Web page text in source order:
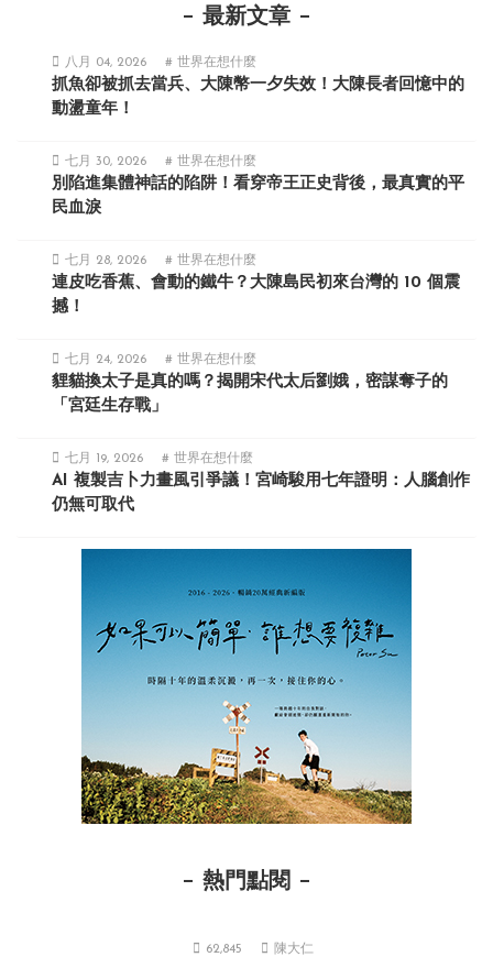
最新文章
八月 04, 2026 # 世界在想什麼
抓魚卻被抓去當兵、大陳幣一夕失效！大陳長者回憶中的
動盪童年！
七月 30, 2026 # 世界在想什麼
別陷進集體神話的陷阱！看穿帝王正史背後，最真實的平
民血淚
七月 28, 2026 # 世界在想什麼
連皮吃香蕉、會動的鐵牛？大陳島民初來台灣的 10 個震
撼！
七月 24, 2026 # 世界在想什麼
貍貓換太子是真的嗎？揭開宋代太后劉娥，密謀奪子的
「宮廷生存戰」
七月 19, 2026 # 世界在想什麼
AI 複製吉卜力畫風引爭議！宮崎駿用七年證明：人腦創作
仍無可取代
熱門點閱
62,845 陳大仁